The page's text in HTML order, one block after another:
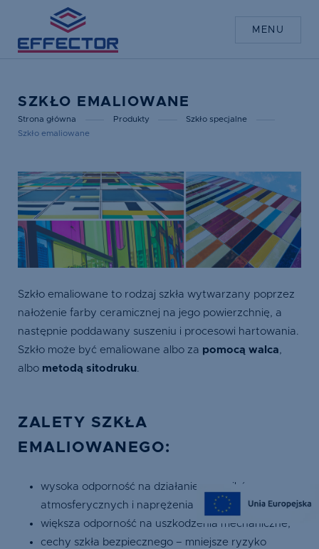
MENU
SZKŁO EMALIOWANE
Strona główna Produkty
Szkło specjalne
Szkło emaliowane
Szkło emaliowane to rodzaj szkła wytwarzany poprzez
nałożenie farby ceramicznej na jego powierzchnię, a
następnie poddawany suszeniu i procesowi hartowania.
Szkło może być emaliowane albo za pomocą walca
albo metodą sitodruku
ZALETY SZKŁA
EMALIOWANEGO:
wysoka odporność na działanie czynników
atmosferycznych i naprężenia termiczne,
większa odporność na uszkodzenia mechaniczne,
cechy szkła bezpiecznego – mniejsze ryzyko